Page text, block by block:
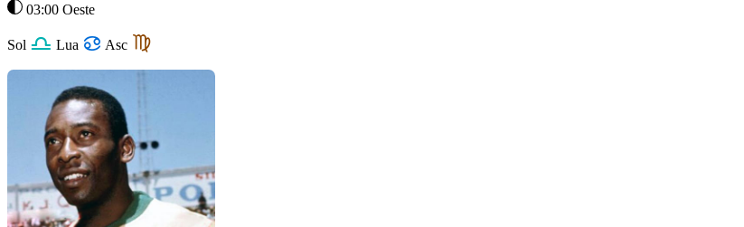
03:00 Oeste
Sol Lua Asc